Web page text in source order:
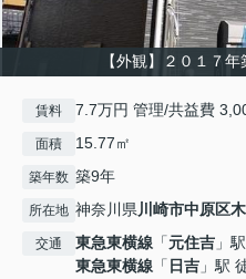
【外観】２０１７
賃料 7.7万円 管理/共益費
面積 15.77㎡
築年数 築9年
所在地 神奈川県川崎市中原区
交通 東急東横線 「元住吉 」
東急東横線 「 日吉 」駅